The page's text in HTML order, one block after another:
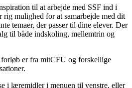
til at arbejde med SSF ind i
rig mulighed for at samarbejde med dit
temaer, der passer til dine elever. Der
til både indskoling, mellemtrin og
er fra mitCFU og forskellige
i læremidler i menuen til venstre, eller